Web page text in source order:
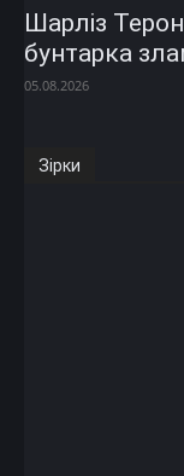
Шарліз
бунтарка
05.08.2026
Зірки